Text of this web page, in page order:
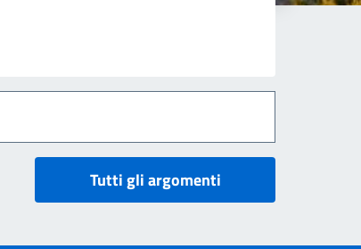
Tutti gli argomenti